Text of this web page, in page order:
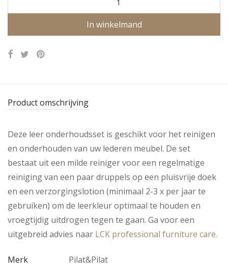
In winkelmand
Product omschrijving
Deze leer onderhoudsset is geschikt voor het reinigen
en onderhouden van uw lederen meubel. De set
bestaat uit een milde reiniger voor een regelmatige
reiniging van een paar druppels op een pluisvrije doek
en een verzorgingslotion (minimaal 2-3 x per jaar te
gebruiken) om de leerkleur optimaal te houden en
vroegtijdig uitdrogen tegen te gaan. Ga voor een
uitgebreid advies naar LCK professional furniture care.
Merk Pilat&Pilat